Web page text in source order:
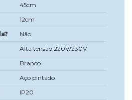
45cm
12cm
Não
Alta tensão 220V/230V
Branco
Aço pintado
IP20